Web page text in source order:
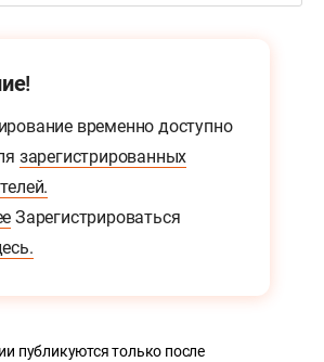
временно доступно
зарегистрированных
Зарегистрироваться
публикуются только после